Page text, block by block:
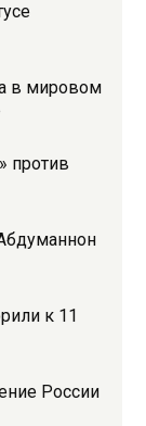
в мировом
против
к 11
России